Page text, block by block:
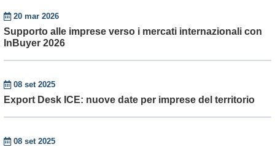
20 mar 2026
Supporto alle imprese verso i mercati internazionali con
InBuyer 2026
08 set 2025
Export Desk ICE: nuove date per imprese del territorio
08 set 2025